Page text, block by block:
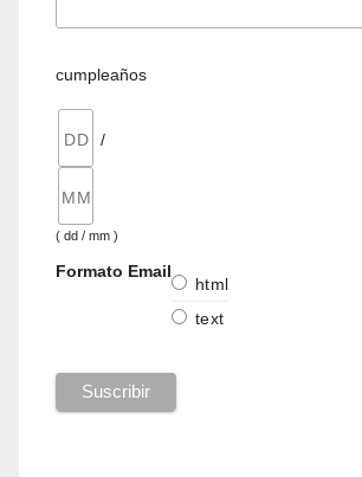
cumpleaños
/
( dd / mm )
Formato Email
html
text